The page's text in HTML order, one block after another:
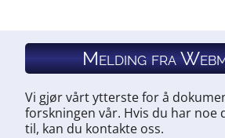
Melding fra
Vi gjør vårt ytterste for å
forskningen vår. Hvis du har noe
til, kan du kontakte oss.